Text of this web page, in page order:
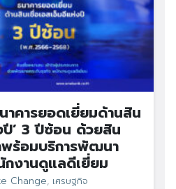
าคารยอดเยี่ยมด้านสิน
ปี’ 3 ปีซ้อน ด้วยสิน
พร้อมบริการพัฒนา
งานดูแลดีเยี่ยม
Change, เศรษฐกิจ